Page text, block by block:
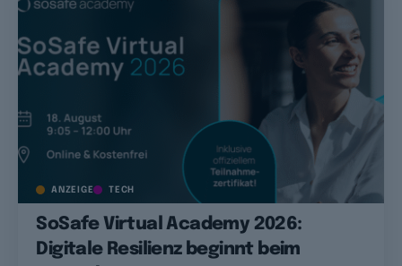
ANZEIGE TECH
SoSafe Virtual Academy 2026:
Digitale Resilienz beginnt beim